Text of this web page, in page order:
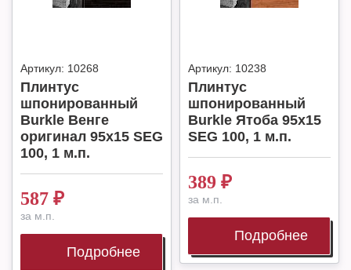
Артикул: 10268
Плинтус
шпонированный
Burkle Венге
оригинал 95х15 SEG
100, 1 м.п.
587 ₽
за м.п.
Подробнее
Артикул: 10238
Плинтус
шпонированный
Burkle Ятоба 95х15
SEG 100, 1 м.п.
389 ₽
за м.п.
Подробнее